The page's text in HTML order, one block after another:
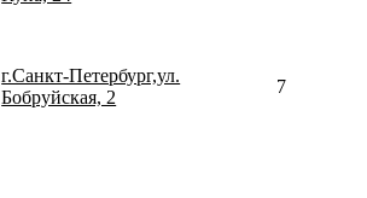
г.Санкт-Петербург,ул.
Бобруйская, 2